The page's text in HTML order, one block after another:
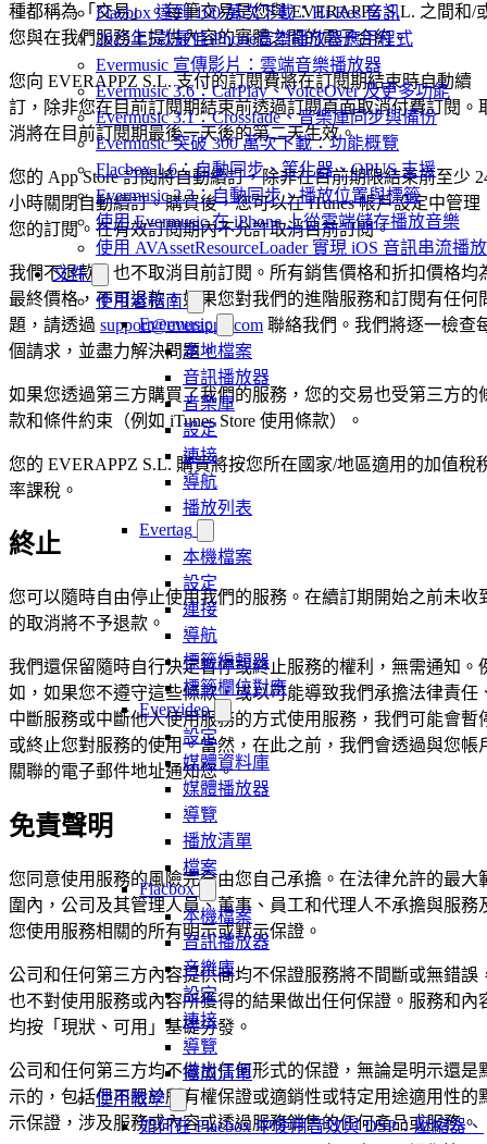
Flacbox 達到 100 萬次下載：Hi-Res 音訊
2025年5款最佳iPhone音樂播放器應用程式
Evermusic 宣傳影片：雲端音樂播放器
Evermusic 3.6：CarPlay、VoiceOver 及更多功能
Evermusic 3.1：Crossfade、音樂庫同步與備份
Evermusic 突破 300 萬次下載：功能概覽
Flacbox 1.6：自動同步、等化器、OPUS 支援
Evermusic 2.3：自動同步、播放位置與標籤
使用 Evermusic 在 iPhone 上從雲端儲存播放音樂
使用 AVAssetResourceLoader 實現 iOS 音訊串流播放
文件
使用者指南
Evermusic
本地檔案
音訊播放器
音樂庫
設定
連接
導航
播放列表
Evertag
本機檔案
設定
連接
導航
標籤編輯器
標籤欄位對應
Evervideo
設定
媒體資料庫
媒體播放器
導覽
播放清單
檔案
Flacbox
本機檔案
音訊播放器
音樂庫
設定
連接
導覽
播放清單
使用教學
如何在 Flacbox 中使用音效與 DSP：壓縮器、
種都稱為「交易」。每筆交易是您與 EVERAPPZ S.L. 之間和/
您與在我們服務上提供內容的實體之間的電子合約。
您向 EVERAPPZ S.L. 支付的訂閱費將在訂閱期結束時自動續
訂，除非您在目前訂閱期結束前透過訂閱頁面取消付費訂閱。
消將在目前訂閱期最後一天後的第二天生效。
您的 App Store 訂閱將自動續訂，除非在目前期限結束前至少
小時關閉自動續訂。購買後，您可以在 iTunes 帳戶設定中管理
您的訂閱。在有效訂閱期內不允許取消目前訂閱。
我們不退款，也不取消目前訂閱。所有銷售價格和折扣價格均
最終價格，不可退款。如果您對我們的進階服務和訂閱有任何
題，請透過 support@everappz.com 聯絡我們。我們將逐一檢查
個請求，並盡力解決問題。
如果您透過第三方購買了我們的服務，您的交易也受第三方的
款和條件約束（例如 iTunes Store 使用條款）。
您的 EVERAPPZ S.L. 購買將按您所在國家/地區適用的加值稅
率課稅。
終止
您可以隨時自由停止使用我們的服務。在續訂期開始之前未收
的取消將不予退款。
我們還保留隨時自行決定暫停或終止服務的權利，無需通知。
如，如果您不遵守這些條款，或以可能導致我們承擔法律責任
中斷服務或中斷他人使用服務的方式使用服務，我們可能會暫
或終止您對服務的使用。當然，在此之前，我們會透過與您帳
關聯的電子郵件地址通知您。
免責聲明
您同意使用服務的風險完全由您自己承擔。在法律允許的最大
圍內，公司及其管理人員、董事、員工和代理人不承擔與服務
您使用服務相關的所有明示或默示保證。
公司和任何第三方內容提供商均不保證服務將不間斷或無錯誤
也不對使用服務或內容所獲得的結果做出任何保證。服務和內
均按「現狀、可用」基礎分發。
公司和任何第三方均不做出任何形式的保證，無論是明示還是
示的，包括但不限於所有權保證或適銷性或特定用途適用性的
示保證，涉及服務或內容或透過服務銷售的任何產品或服務。